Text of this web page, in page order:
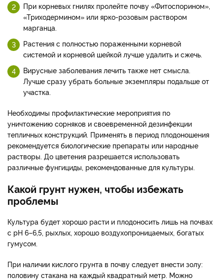
При корневых гнилях пролейте почву «Фитоспорином»,
«Триходермином» или ярко-розовым раствором
марганца.
Растения с полностью пораженными корневой
системой и корневой шейкой лучше удалить и сжечь.
Вирусные заболевания лечить также нет смысла.
Лучше сразу убрать больные экземпляры подальше от
участка.
Необходимы профилактические мероприятия по
уничтожению сорняков и своевременной дезинфекции
тепличных конструкций. Применять в период плодоношения
рекомендуется биологические препараты или народные
растворы. До цветения разрешается использовать
различные фунгициды, рекомендованные для культуры.
Какой грунт нужен, чтобы избежать
проблемы
Культура будет хорошо расти и плодоносить лишь на почвах
с рН 6–6,5, рыхлых, хорошо воздухопроницаемых, богатых
гумусом.
При наличии кислого грунта в почву следует внести золу:
половину стакана на каждый квадратный метр. Можно